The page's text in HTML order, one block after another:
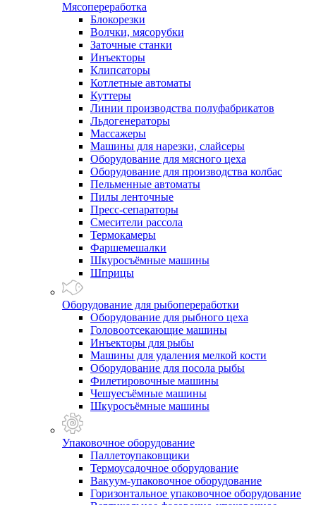
Мясопереработка
Блокорезки
Волчки, мясорубки
Заточные станки
Инъекторы
Клипсаторы
Котлетные автоматы
Куттеры
Линии производства полуфабрикатов
Льдогенераторы
Массажеры
Машины для нарезки, слайсеры
Оборудование для мясного цеха
Оборудование для производства колбас
Пельменные автоматы
Пилы ленточные
Пресс-сепараторы
Смесители рассола
Термокамеры
Фаршемешалки
Шкуросъёмные машины
Шприцы
Оборудование для рыбопереработки
Оборудование для рыбного цеха
Головоотсекающие машины
Инъекторы для рыбы
Машины для удаления мелкой кости
Оборудование для посола рыбы
Филетировочные машины
Чешуесъёмные машины
Шкуросъёмные машины
Упаковочное оборудование
Паллетоупаковщики
Термоусадочное оборудование
Вакуум-упаковочное оборудование
Горизонтальное упаковочное оборудование